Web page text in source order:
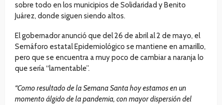
sobre todo en los municipios de Solidaridad y Benito
Juárez, donde siguen siendo altos.
El gobernador anunció que del 26 de abril al 2 de mayo, el
Semáforo estatal Epidemiológico se mantiene en amarillo,
pero que se encuentra a muy poco de cambiar a naranja lo
que sería “lamentable”.
“Como resultado de la Semana Santa hoy estamos en un
momento álgido de la pandemia, con mayor dispersión del